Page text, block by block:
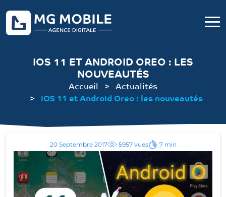
IOS 11 ET ANDROID OREO : LES
NOUVEAUTÉS
Accueil
Actualités
iOS 11 et Android Oreo : les nouveautés
20 Septembre 2017 5957 vues 7 min